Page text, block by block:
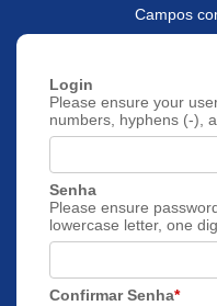
Campos
Login
Please ensure your
numbers, hyphens (-),
Senha
Please ensure
lowercase letter, one
*
Confirmar Senha